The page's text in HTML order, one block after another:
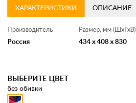
ХАРАКТЕРИСТИКИ ОПИСАНИЕ
Производитель
Россия
Размер, мм (ШхГхВ)
434 x 408 x 830
ВЫБЕРИТЕ ЦВЕТ
без обивки